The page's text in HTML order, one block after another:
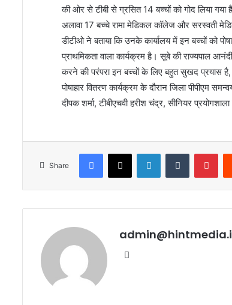
की ओर से टीबी से ग्रसित 14 बच्चों को गोद लिया
अलावा 17 बच्चे रामा मेडिकल कॉलेज और सरस्वती
डीटीओ ने बताया कि उनके कार्यालय में इन बच्चों को
प्राथमिकता वाला कार्यक्रम है। सूबे की राज्यपाल
करने की परंपरा इन बच्चों के लिए बहुत सुखद प्रयास
पोषाहार वितरण कार्यक्रम के दौरान जिला पीपीएम
दीपक शर्मा, टीबीएचवी हरीश चंद्र, सीनियर
Share
Facebook
X LinkedInTumblr